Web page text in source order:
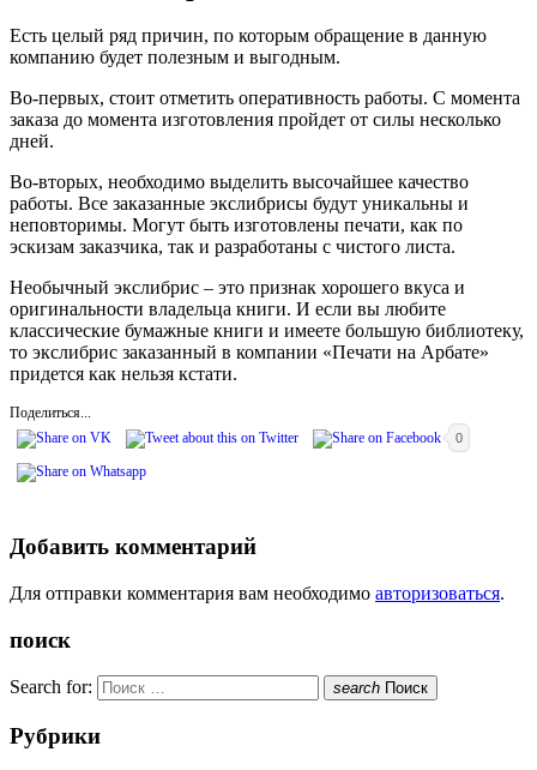
Есть целый ряд причин, по которым обращение в данную
компанию будет полезным и выгодным.
Во-первых, стоит отметить оперативность работы. С момента
заказа до момента изготовления пройдет от силы несколько
дней.
Во-вторых, необходимо выделить высочайшее качество
работы. Все заказанные экслибрисы будут уникальны и
неповторимы. Могут быть изготовлены печати, как по
эскизам заказчика, так и разработаны с чистого листа.
Необычный экслибрис – это признак хорошего вкуса и
оригинальности владельца книги. И если вы любите
классические бумажные книги и имеете большую библиотеку,
то экслибрис заказанный в компании «Печати на Арбате»
придется как нельзя кстати.
Поделиться...
0
Добавить комментарий
Для отправки комментария вам необходимо авторизоваться.
поиск
Search for: search Поиск
Рубрики